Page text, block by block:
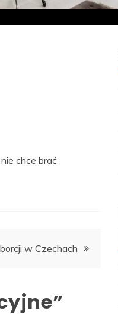
chce brać
w Czechach
”